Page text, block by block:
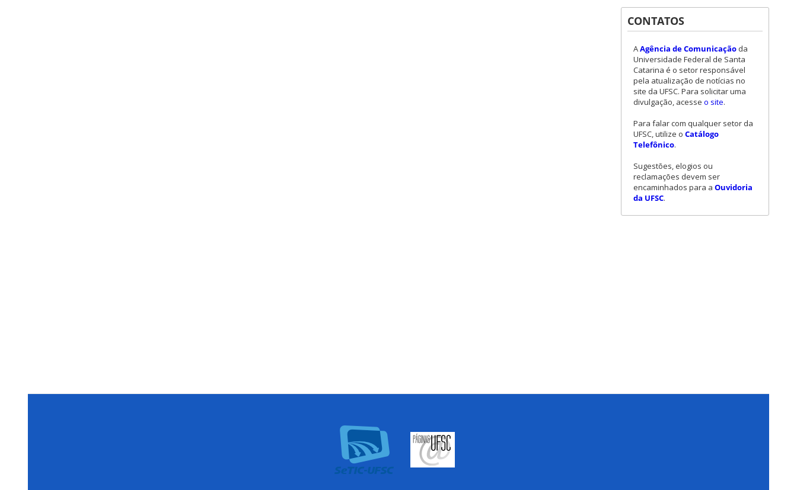
CONTATOS
AAgência de Comunicação da
Universidade Federal de Santa
Catarina é o setor responsável
pela atualização de notícias no
site da UFSC. Para solicitar uma
divulgação, acesse o site.
Para falar com qualquer setor da
UFSC, utilize o Catálogo
Telefônico.
Sugestões, elogios ou
reclamações devem ser
encaminhados para a Ouvidoria
da UFSC.